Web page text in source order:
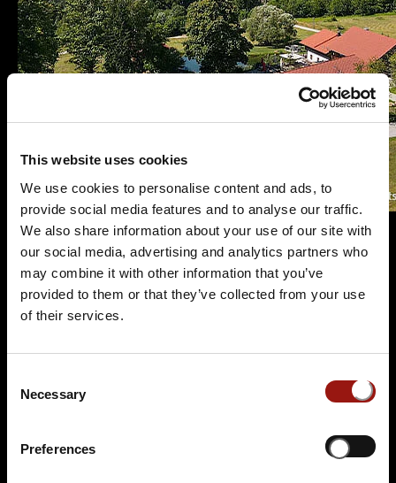
This website uses cookies
We use cookies to personalise content and ads, to
provide social media features and to analyse our traffic.
We also share information about your use of our site with
our social media, advertising and analytics partners who
may combine it with other information that you’ve
provided to them or that they’ve collected from your use
of their services.
Selection
Necessary
Preferences
Terminüberblick
FR.
13.11.2026 19:00 Uhr